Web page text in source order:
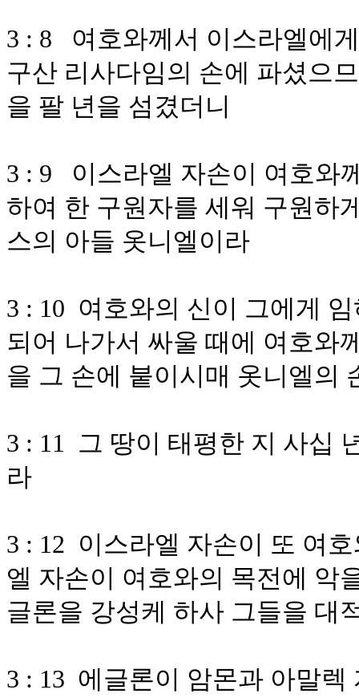
3 : 8 여호와께서 이스라엘에
구산 리사다임의 손에 파셨으
을 팔 년을 섬겼더니
3 : 9 이스라엘 자손이 여호와
하여 한 구원자를 세워 구원하
스의 아들 옷니엘이라
3 : 10 여호와의 신이 그에게
되어 나가서 싸울 때에 여호와
을 그 손에 붙이시매 옷니엘의
3 : 11 그 땅이 태평한 지 사십
라
3 : 12 이스라엘 자손이 또 여
엘 자손이 여호와의 목전에 악
글론을 강성케 하사 그들을 대
3 : 13 에글론이 암몬과 아말